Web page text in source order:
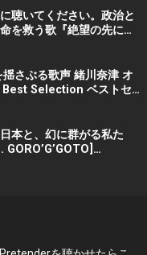
聴いてください。政治と
を救う歌『絶望の先に』
揺さぶる歌声 緒川奈津 オ
Best Selection ベストセ
本と、幻に群がる私た